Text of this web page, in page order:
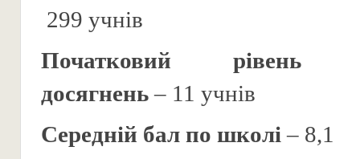
299 учнів
Початковий рівень
досягнень– 11 учнів
Середній бал по школі – 8,1